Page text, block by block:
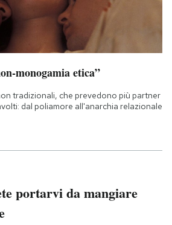
monogamia etica”
tradizionali, che prevedono più partner
dal poliamore all'anarchia relazionale
portarvi da mangiare